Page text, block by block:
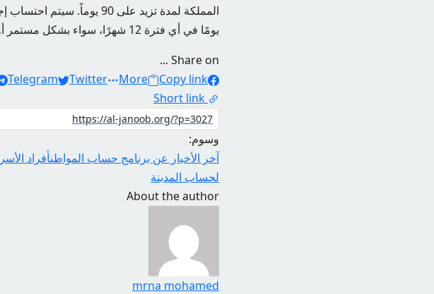
يومًا في أي فترة 12 شهرًا، سواء بشكل مستمر أو مستمر، وسيتم خصمها من الدعم الممنوح للعائل الأساسي.
Share on ...
Telegram Twitter More
Copy link
Short link
وسوم:
آخر الأخبار عن برنامج حساب المواطنأفراد
لحساب المدينة
About the author
mrna mohamed